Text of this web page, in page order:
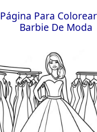
Página Para
Barbie De Moda